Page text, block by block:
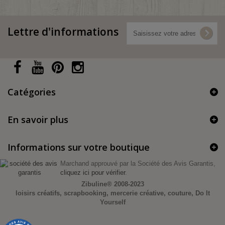
Lettre d'informations
Catégories
En savoir plus
Informations sur votre boutique
Marchand approuvé par la Société des Avis Garantis,
cliquez ici pour vérifier.
Zibuline® 2008-2023
loisirs créatifs, scrapbooking, mercerie créative, couture, Do It
Yourself